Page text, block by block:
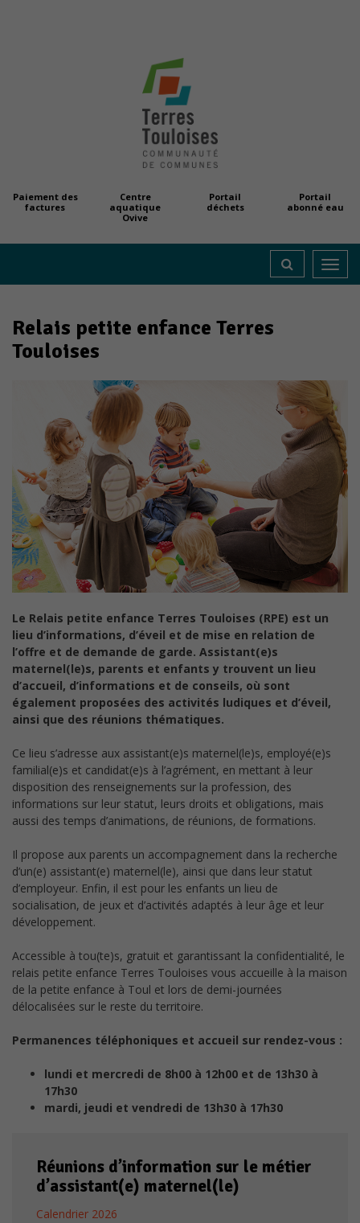
Paiement des
factures
Centre
aquatique
Ovive
Portail
déchets
Portail
abonné eau
Relais petite enfance Terres
Touloises
Le Relais petite enfance Terres Touloises (RPE) est un
lieu d’informations, d’éveil et de mise en relation de
l’offre et de demande de garde. Assistant(e)s
maternel(le)s, parents et enfants y trouvent un lieu
d’accueil, d’informations et de conseils, où sont
également proposées des activités ludiques et d’éveil,
ainsi que des réunions thématiques.
Ce lieu s’adresse aux assistant(e)s maternel(le)s, employé(e)s
familial(e)s et candidat(e)s à l’agrément, en mettant à leur
disposition des renseignements sur la profession, des
informations sur leur statut, leurs droits et obligations, mais
aussi des temps d’animations, de réunions, de formations.
Il propose aux parents un accompagnement dans la recherche
d’un(e) assistant(e) maternel(le), ainsi que dans leur statut
d’employeur. Enfin, il est pour les enfants un lieu de
socialisation, de jeux et d’activités adaptés à leur âge et leur
développement.
Accessible à tou(te)s, gratuit et garantissant la confidentialité, le
relais petite enfance Terres Touloises vous accueille à la maison
de la petite enfance à Toul et lors de demi-journées
délocalisées sur le reste du territoire.
Permanences téléphoniques et accueil sur rendez-vous :
lundi et mercredi de 8h00 à 12h00 et de 13h30 à
17h30
mardi, jeudi et vendredi de 13h30 à 17h30
Réunions d’information sur le métier
d’assistant(e) maternel(le)
Calendrier 2026